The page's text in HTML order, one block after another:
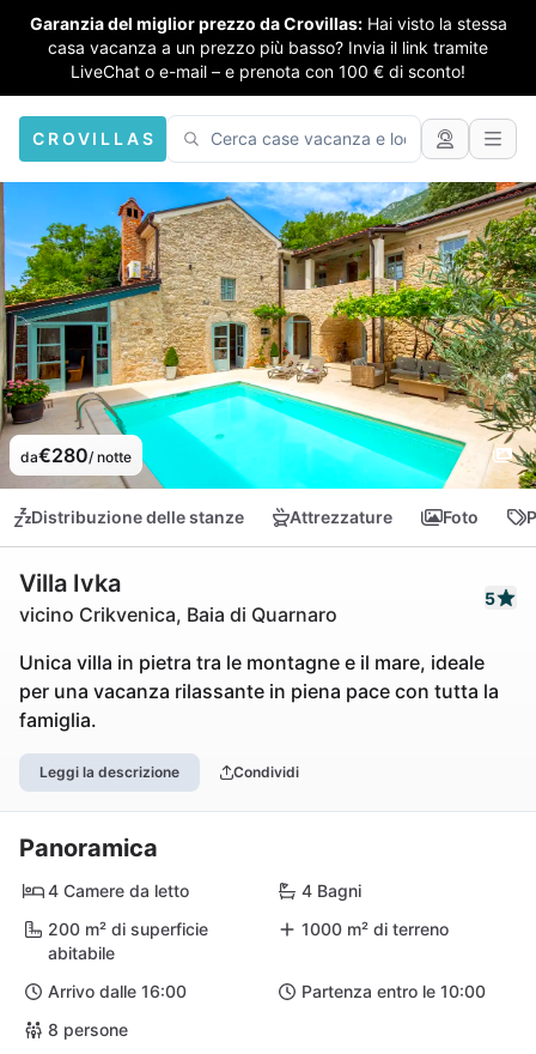
Garanzia del miglior prezzo da Crovillas: Hai visto la stessa
casa vacanza a un prezzo più basso? Invia il link tramite
LiveChat o e-mail – e prenota con 100 € di sconto!
CROVILLAS
da€280/ notte
Distribuzione delle stanze Attrezzature Foto
Villa Ivka
vicino Crikvenica, Baia di Quarnaro
5
Unica villa in pietra tra le montagne e il mare, ideale
per una vacanza rilassante in piena pace con tutta la
famiglia.
Leggi la descrizione Condividi
Panoramica
4 Camere da letto
4 Bagni
200 m² di superficie
abitabile
1000 m² di terreno
Arrivo dalle 16:00
Partenza entro le 10:00
8 persone